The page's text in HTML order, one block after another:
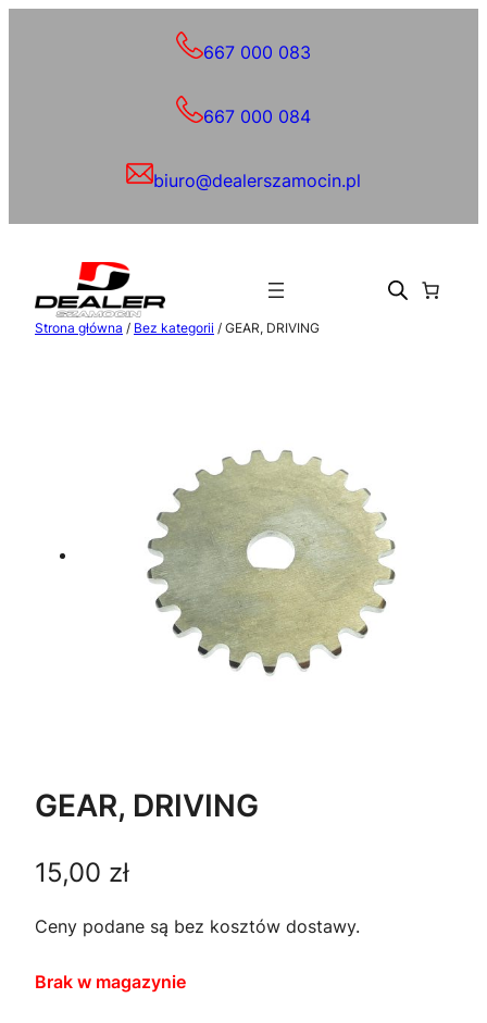
667 000 083
667 000 084
biuro@dealerszamocin.pl
Strona główna / Bez kategorii / GEAR, DRIVING
GEAR, DRIVING
15,00 zł
Ceny podane są bez kosztów dostawy.
Brak w magazynie